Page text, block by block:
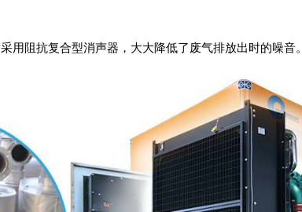
采用阻抗复合型消声器，大大降低了废气排放出时的噪音。